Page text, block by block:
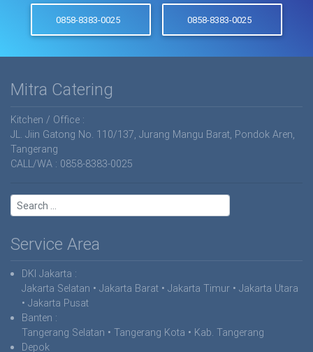
0858-8383-0025 0858-8383-0025
Mitra Catering
Kitchen / Office :
JL. Jiin Gatong No. 110/137, Jurang Mangu Barat, Pondok Aren,
Tangerang
CALL/WA : 0858-8383-0025
Service Area
DKI Jakarta :
Jakarta Selatan • Jakarta Barat • Jakarta Timur • Jakarta Utara
• Jakarta Pusat
Banten :
Tangerang Selatan • Tangerang Kota • Kab. Tangerang
Depok